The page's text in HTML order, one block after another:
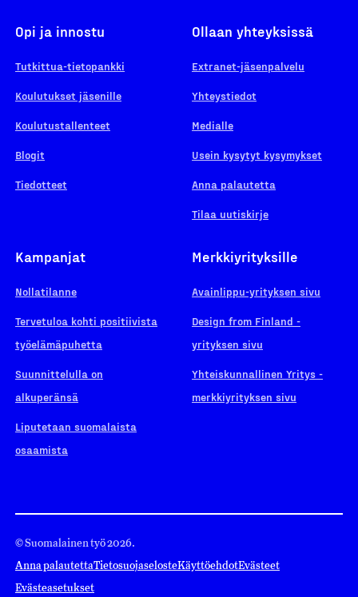
Opi ja innostu
Tutkittua-tietopankki
Koulutukset jäsenille
Koulutustallenteet
Blogit
Tiedotteet
Ollaan yhteyksissä
Extranet-jäsenpalvelu
Yhteystiedot
Medialle
Usein kysytyt kysymykset
Anna palautetta
Tilaa uutiskirje
Kampanjat
Nollatilanne
Tervetuloa kohti positiivista
työelämäpuhetta
Suunnittelulla on
alkuperänsä
Liputetaan suomalaista
osaamista
Merkkiyrityksille
Avainlippu-yrityksen sivu
Design from Finland -
yrityksen sivu
Yhteiskunnallinen Yritys -
merkkiyrityksen sivu
© Suomalainen työ 2026.
Anna palautettaTietosuojaselosteKäyttöehdotEvästeet
Evästeasetukset